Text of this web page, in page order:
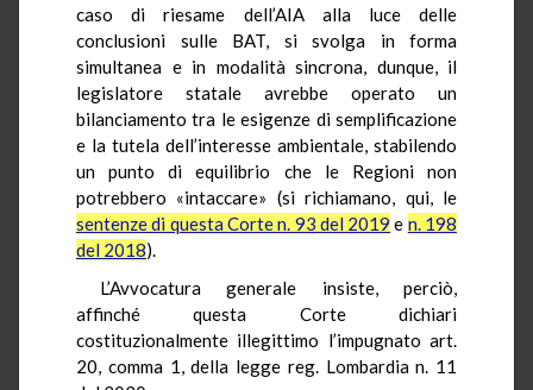
caso di riesame dell’AIA alla luce delle
conclusioni sulle BAT, si svolga in forma
simultanea e in modalità sincrona, dunque, il
legislatore statale avrebbe operato un
bilanciamento tra le esigenze di semplificazione
e la tutela dell’interesse ambientale, stabilendo
un punto di equilibrio che le Regioni non
potrebbero «intaccare» (si richiamano, qui, le
sentenze di questa Corte n. 93 del 2019 e n. 198
del 2018).
L’Avvocatura generale insiste, perciò,
affinché questa Corte dichiari
costituzionalmente illegittimo l’impugnato art.
20, comma 1, della legge reg. Lombardia n. 11